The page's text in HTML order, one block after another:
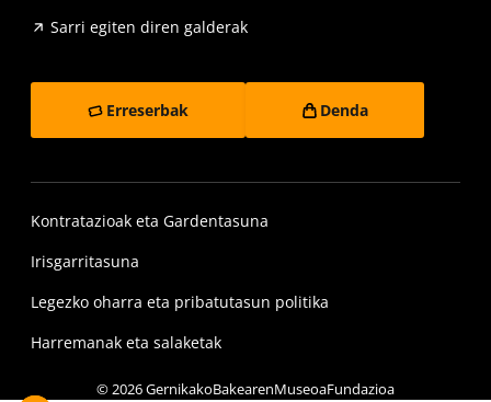
Sarri egiten diren galderak
Erreserbak Denda
Kontratazioak eta Gardentasuna
Irisgarritasuna
Legezko oharra eta pribatutasun politika
Harremanak eta salaketak
© 2026 GernikakoBakearenMuseoaFundazioa